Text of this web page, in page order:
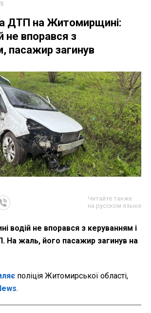
ДТП на Житомирщині:
не впорався з
пасажир загинув
Читайте также
на русском языке
водій не впорався з керуванням і
На жаль, його пасажир загинув на
поліція Житомирської області,
.